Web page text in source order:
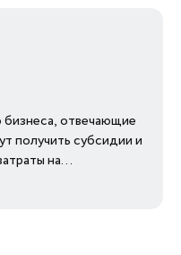
отвечающие
получить субсидии и
на...